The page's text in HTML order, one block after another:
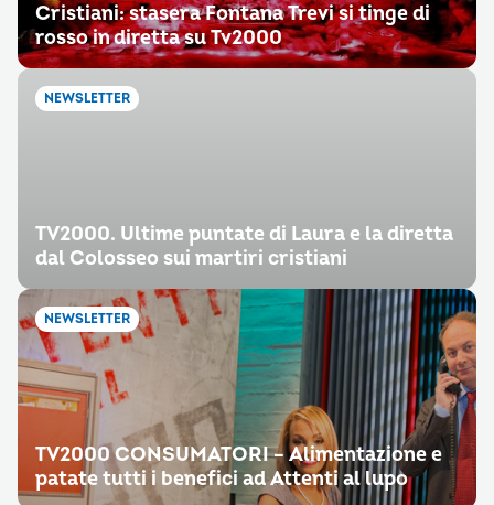
Cristiani: stasera Fontana Trevi si tinge di
rosso in diretta su Tv2000
NEWSLETTER
TV2000. Ultime puntate di Laura e la diretta
dal Colosseo sui martiri cristiani
NEWSLETTER
TV2000 CONSUMATORI – Alimentazione e
patate tutti i benefici ad Attenti al lupo